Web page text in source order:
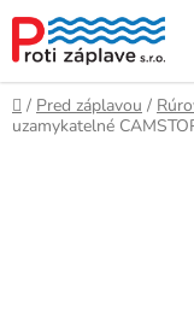
obsah
Domov
/ Pred záplavou /
uzamykatelné